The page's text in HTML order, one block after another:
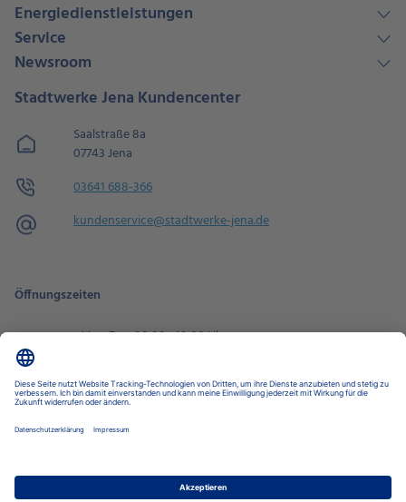
Energiedienstleistungen
Service
Newsroom
Stadtwerke Jena Kundencenter
Saalstraße 8a
07743 Jena
03641 688-366
kundenservice@​stadtwerke-jena.de
Öffnungszeiten
Mo - Fr
08:00 - 18:00 Uhr
Barrierefreiheit